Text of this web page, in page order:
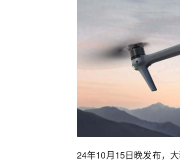
24年10月15日晚发布，